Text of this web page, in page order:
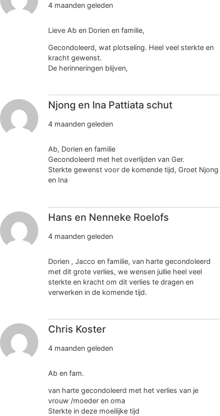
4 maanden geleden
Lieve Ab en Dorien en familie,
Gecondoleerd, wat plotseling. Heel veel sterkte en
kracht gewenst.
De herinneringen blijven,
Njong en Ina Pattiata schut
4 maanden geleden
Ab, Dorien en familie
Gecondoleerd met het overlijden van Ger.
Sterkte gewenst voor de komende tijd, Groet Njong
en Ina
Hans en Nenneke Roelofs
4 maanden geleden
Dorien , Jacco en familie, van harte gecondoleerd
met dit grote verlies, we wensen jullie heel veel
sterkte en kracht om dit verlies te dragen en
verwerken in de komende tijd.
Chris Koster
4 maanden geleden
Ab en fam.
van harte gecondoleerd met het verlies van je
vrouw /moeder en oma
Sterkte in deze moeilijke tijd